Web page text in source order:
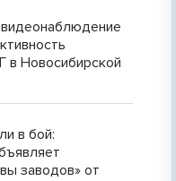
в Новосибирской
в бой:
заводов» от